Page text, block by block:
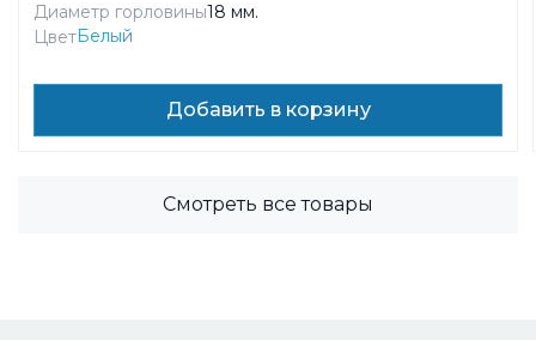
Диаметр горловины18 мм.
ЦветБелый
Добавить в корзину
Смотреть все товары